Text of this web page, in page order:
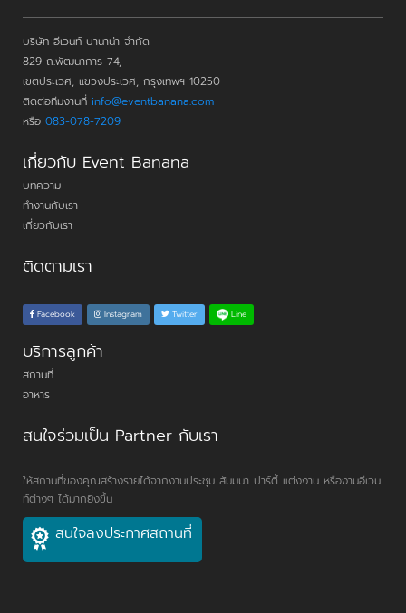
บริษัท อีเวนท์ บานาน่า จำกัด
829 ถ.พัฒนาการ 74,
เขตประเวศ, แขวงประเวศ, กรุงเทพฯ 10250
ติดต่อทีมงานที่ info@eventbanana.com
หรือ 083-078-7209
เกี่ยวกับ Event Banana
บทความ
ทำงานกับเรา
เกี่ยวกับเรา
ติดตามเรา
Facebook Instagram Twitter Line
บริการลูกค้า
สถานที่
อาหาร
สนใจร่วมเป็น Partner กับเรา
ให้สถานที่ของคุณสร้างรายได้จากงานประชุม สัมมนา ปาร์ตี้ แต่งงาน หรืองานอีเวน
ท์ต่างๆ ได้มากยิ่งขึ้น
สนใจลงประกาศสถานที่